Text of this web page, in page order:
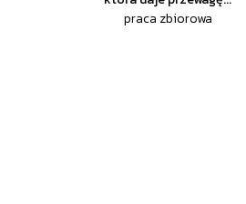
praca zbiorowa